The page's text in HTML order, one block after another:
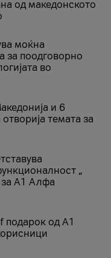
од македонското
моќна
за поодговорно
во
и 6
темата за
„
за А1 Алфа
подарок од А1